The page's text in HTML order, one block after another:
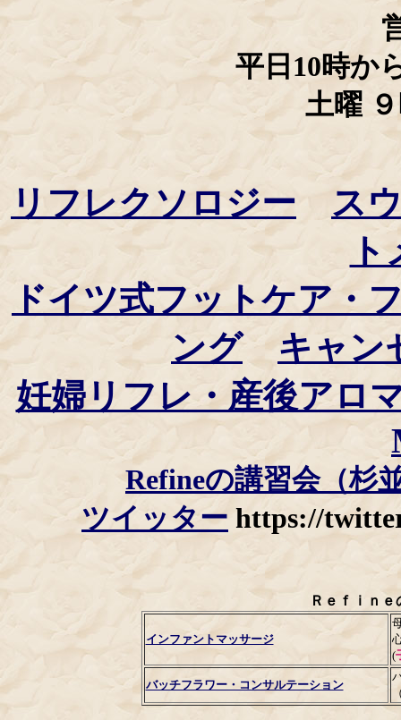
平日10時か
土曜
リフレクソロジー
ス
ドイツ式フットケア・
ング
キャン
妊婦リフレ・産後アロ
Refineの講習会（杉
ツイッター https://
Ｒｅｆｉｎ
インファントマッサージ
(
バッチフラワー・コンサルテーション